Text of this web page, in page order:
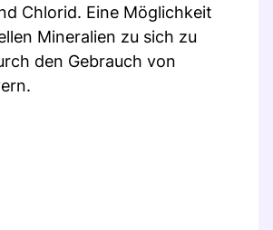
Chlorid. Eine Möglichkeit
Mineralien zu sich zu
den Gebrauch von